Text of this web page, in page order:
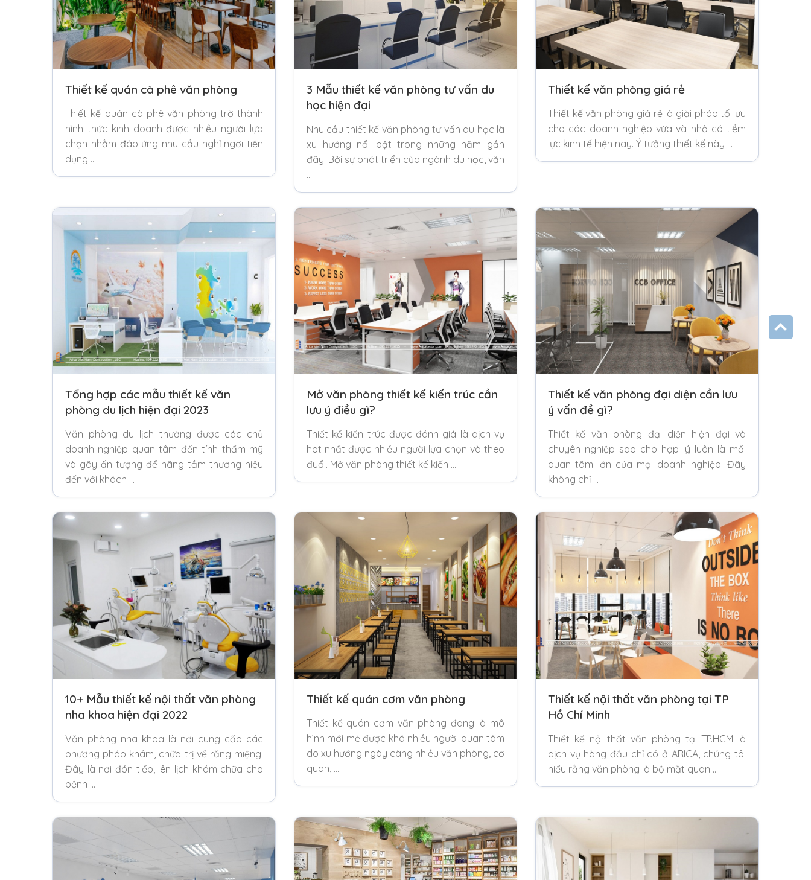
Thiết kế quán cà phê văn phòng
Thiết kế quán cà phê văn phòng trở thành
hình thức kinh doanh được nhiều người lựa
chọn nhằm đáp ứng nhu cầu nghỉ ngơi tiện
dụng …
3 Mẫu thiết kế văn phòng tư vấn du
học hiện đại
Nhu cầu thiết kế văn phòng tư vấn du học là
xu hướng nổi bật trong những năm gần
đây. Bởi sự phát triển của ngành du học, văn
…
Thiết kế văn phòng giá rẻ
Thiết kế văn phòng giá rẻ là giải pháp tối ưu
cho các doanh nghiệp vừa và nhỏ có tiềm
lực kinh tế hiện nay. Ý tưởng thiết kế này …
Tổng hợp các mẫu thiết kế văn
phòng du lịch hiện đại 2023
Văn phòng du lịch thường được các chủ
doanh nghiệp quan tâm đến tính thẩm mỹ
và gây ấn tượng để nâng tầm thương hiệu
đến với khách …
Mở văn phòng thiết kế kiến trúc cần
lưu ý điều gì?
Thiết kế kiến trúc được đánh giá là dịch vụ
hot nhất được nhiều người lựa chọn và theo
đuổi. Mở văn phòng thiết kế kiến …
Thiết kế văn phòng đại diện cần lưu
ý vấn đề gì?
Thiết kế văn phòng đại diện hiện đại và
chuyên nghiệp sao cho hợp lý luôn là mối
quan tâm lớn của mọi doanh nghiệp. Đây
không chỉ …
10+ Mẫu thiết kế nội thất văn phòng
nha khoa hiện đại 2022
Văn phòng nha khoa là nơi cung cấp các
phương pháp khám, chữa trị về răng miệng.
Đây là nơi đón tiếp, lên lịch khám chữa cho
bệnh …
Thiết kế quán cơm văn phòng
Thiết kế quán cơm văn phòng đang là mô
hình mới mẻ được khá nhiều người quan tâm
do xu hướng ngày càng nhiều văn phòng, cơ
quan, …
Thiết kế nội thất văn phòng tại TP
Hồ Chí Minh
Thiết kế nội thất văn phòng tại TP.HCM là
dịch vụ hàng đầu chỉ có ở ARICA, chúng tôi
hiểu rằng văn phòng là bộ mặt quan …